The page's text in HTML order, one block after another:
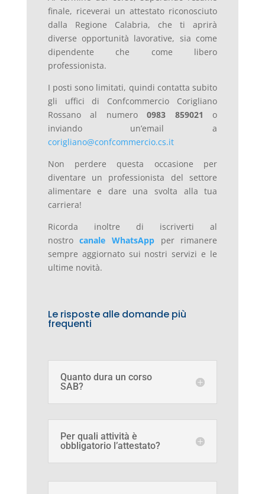
finale, riceverai un attestato riconosciuto
dalla Regione Calabria, che ti aprirà
diverse opportunità lavorative, sia come
dipendente che come libero
professionista.
I posti sono limitati, quindi contatta subito
gli uffici di Confcommercio Corigliano
Rossano al numero0983 859021 o
inviando un’email a
corigliano@confcommercio.cs.it
Non perdere questa occasione per
diventare un professionista del settore
alimentare e dare una svolta alla tua
carriera!
Ricorda inoltre di iscriverti al
nostrocanale WhatsApp per rimanere
sempre aggiornato sui nostri servizi e le
ultime novità.
Le risposte alle domande più
frequenti
Quanto dura un corso
SAB?
Per quali attività è
obbligatorio l’attestato?